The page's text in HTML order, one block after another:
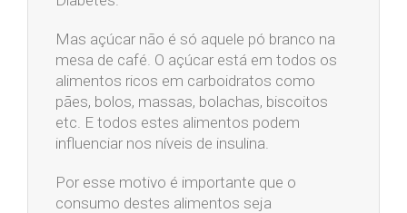
Mas açúcar não é só aquele pó branco na
mesa de café. O açúcar está em todos os
alimentos ricos em carboidratos como
pães, bolos, massas, bolachas, biscoitos
etc. E todos estes alimentos podem
influenciar nos níveis de insulina.
Por esse motivo é importante que o
consumo destes alimentos seja